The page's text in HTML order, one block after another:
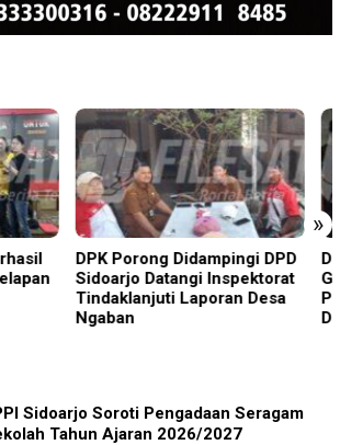
»
DPD
Desa
Diduga Disekap Tiga Hari
Gegara Utang Rp300 Juta,
Pria Ketapang Sampang
Diselamatkan Polisi
Sidoarjo Soroti Pengadaan Seragam
Tahun Ajaran 2026/2027